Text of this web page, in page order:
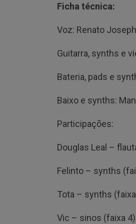
Ficha técnica:
Voz: Renato Joseph
Guitarra, synths e
Bateria, pads e
Baixo e synths:
Participações:
Douglas Leal –
Felinto – synths
Tota – synths
Vic – sinos (faixa 4)